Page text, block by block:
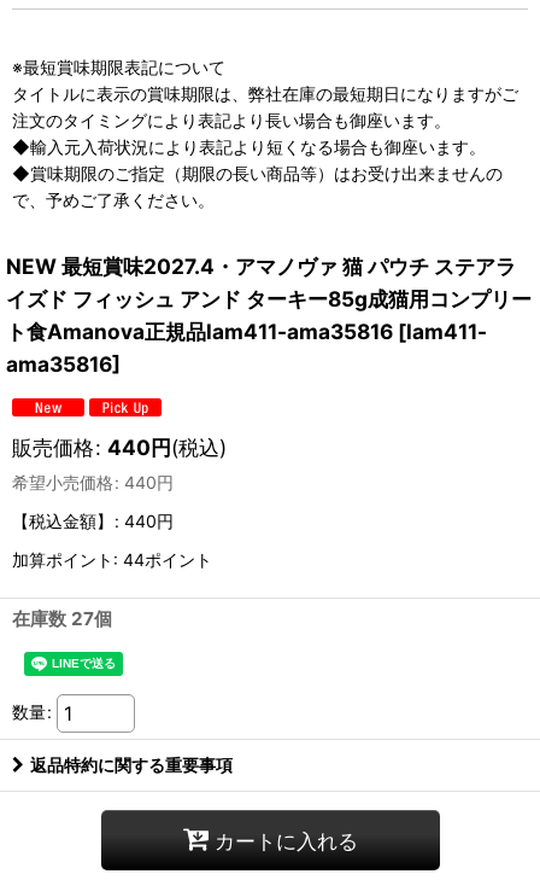
※最短賞味期限表記について
タイトルに表示の賞味期限は、弊社在庫の最短期日になりますがご
注文のタイミングにより表記より長い場合も御座います。
◆輸入元入荷状況により表記より短くなる場合も御座います。
◆賞味期限のご指定（期限の長い商品等）はお受け出来ませんの
で、予めご了承ください。
NEW 最短賞味2027.4・アマノヴァ 猫 パウチ ステアラ
イズド フィッシュ アンド ターキー85g成猫用コンプリー
ト食Amanova正規品lam411-ama35816 [lam411-
ama35816]
販売価格: 440円(税込)
希望小売価格: 440円
【税込金額】
: 440円
加算ポイント: 44ポイント
在庫数 27個
数量:
返品特約に関する重要事項
カートに入れる